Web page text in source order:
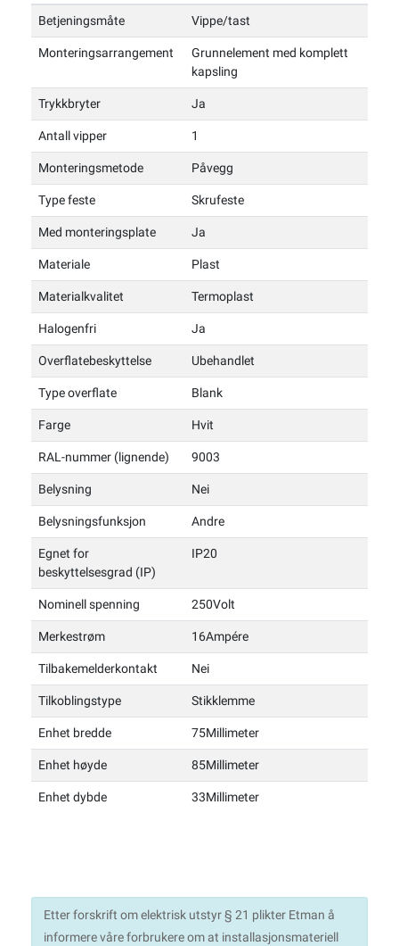
Betjeningsmåte Vippe/tast
Monteringsarrangement
Grunnelement med komplett
kapsling
Trykkbryter Ja
Antall vipper 1
Monteringsmetode Påvegg
Type feste Skrufeste
Med monteringsplate Ja
Materiale Plast
Materialkvalitet Termoplast
Halogenfri Ja
Overflatebeskyttelse Ubehandlet
Type overflate Blank
Farge Hvit
RAL-nummer (lignende) 9003
Belysning Nei
Belysningsfunksjon Andre
Egnet for
beskyttelsesgrad (IP)
IP20
Nominell spenning 250Volt
Merkestrøm 16Ampére
Tilbakemelderkontakt Nei
Tilkoblingstype Stikklemme
Enhet bredde 75Millimeter
Enhet høyde 85Millimeter
Enhet dybde 33Millimeter
Etter forskrift om elektrisk utstyr § 21 plikter Etman å
informere våre forbrukere om at installasjonsmateriell